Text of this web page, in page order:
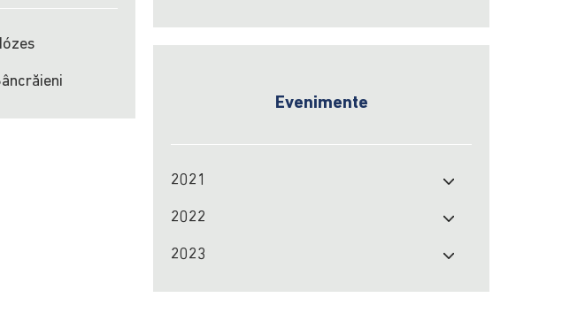
Evenimente
2021
2022
2023